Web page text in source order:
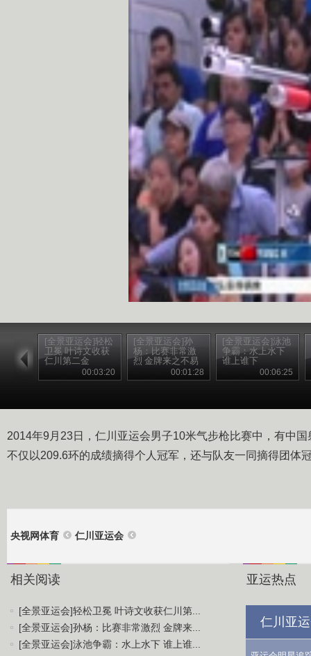
[全景亚运会]轻松
卫冕 叶诗文收获
仁川第二金
00:03:20
[全景亚运会]孙
杨：比赛非常激
烈 金牌来之不易
00:01:28
[全景亚运会]泳池
争霸：水上水下
谁上谁下
00:06:25
2014年9月23日，仁川亚运会男子10米气步枪比赛中，有中国
不仅以209.6环的成绩摘得个人冠军，还与队友一同摘得团体
央视网体育 仁川亚运会
相关阅读
[全景亚运会]轻松卫冕 叶诗文收获仁川第...
[全景亚运会]孙杨：比赛非常激烈 金牌来...
[全景亚运会]泳池争霸：水上水下 谁上谁...
亚运热点
仁川亚